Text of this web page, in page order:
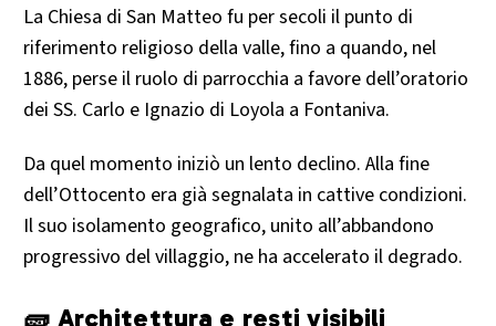
La Chiesa di San Matteo fu per secoli il punto di
riferimento religioso della valle, fino a quando, nel
1886, perse il ruolo di parrocchia a favore dell’oratorio
dei SS. Carlo e Ignazio di Loyola a Fontaniva.
Da quel momento iniziò un lento declino. Alla fine
dell’Ottocento era già segnalata in cattive condizioni.
Il suo isolamento geografico, unito all’abbandono
progressivo del villaggio, ne ha accelerato il degrado.
🧱 Architettura e resti visibili